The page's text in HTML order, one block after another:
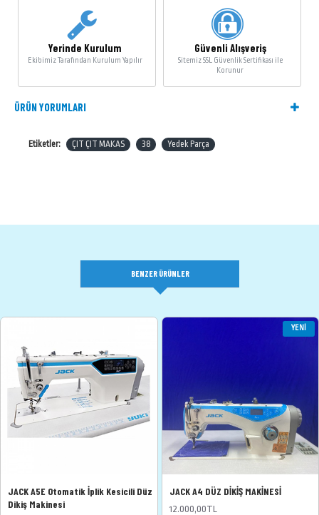
Yerinde Kurulum
Ekibimiz Tarafından Kurulum Yapılır
Güvenli Alışveriş
Sitemiz SSL Güvenlik Sertifikası ile
Korunur
ÜRÜN YORUMLARI
Etiketler: ÇIT ÇIT MAKAS 38 Yedek Parça
BENZER ÜRÜNLER
JACK A5E Otomatik İplik Kesicili Düz
Dikiş Makinesi
YENI
JACK A4 DÜZ DİKİŞ MAKİNESİ
12.000,00TL